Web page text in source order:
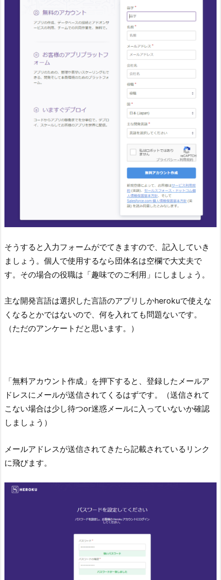
そうすると入力フォームがでてきますので、記入していき
ましょう。個人で使用するなら団体名は空欄で大丈夫で
す。その場合の役職は「趣味でのご利用」にしましょう。
主な開発言語は選択した言語のアプリしかherokuで使えな
くなるとかではないので、何を入れても問題ないです。
（ただのアンケートだと思います。）
「無料アカウント作成」を押下すると、登録したメールア
ドレスにメールが送信されてくるはずです。（送信されて
こない場合は少し待つor迷惑メールに入っていないか確認
しましょう）
メールアドレスが送信されてきたら記載されているリンク
に飛びます。